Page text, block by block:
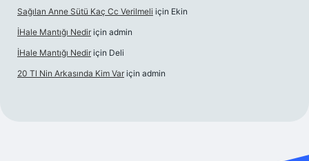
Sağılan Anne Sütü Kaç Cc Verilmeli için Ekin
İHale Mantığı Nedir için admin
İHale Mantığı Nedir için Deli
20 Tl Nin Arkasında Kim Var için admin